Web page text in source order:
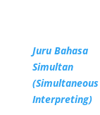
Juru Bahasa
Simultan
(Simultaneous
Interpreting)